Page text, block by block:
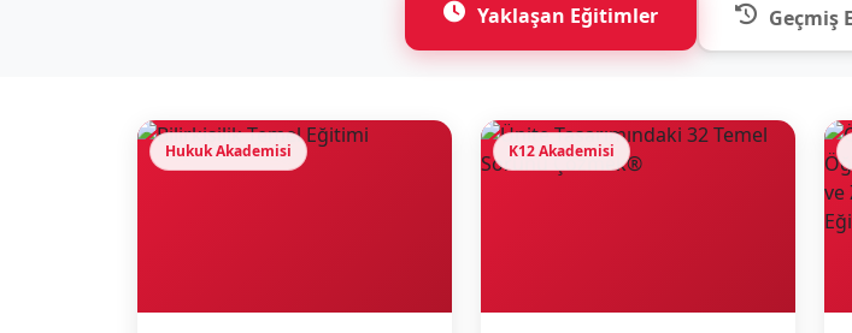
Yaklaşan Eğitimler Geçmiş
Hukuk Akademisi K12 Akademisi